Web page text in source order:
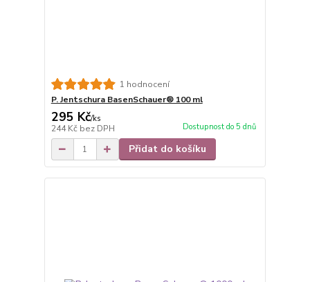
1 hodnocení
P. Jentschura BasenSchauer® 100 ml
295 Kč/ks
244 Kč bez DPH Dostupnost do 5 dnů
Přidat do košíku